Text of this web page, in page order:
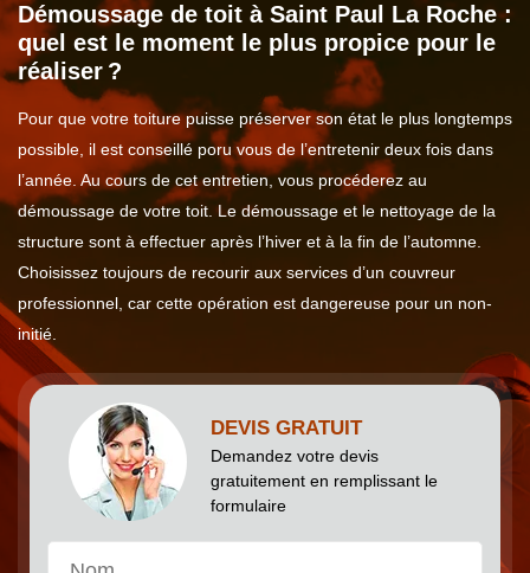
Démoussage de toit à Saint Paul La Roche :
quel est le moment le plus propice pour le
réaliser ?
Pour que votre toiture puisse préserver son état le plus longtemps
possible, il est conseillé poru vous de l’entretenir deux fois dans
l’année. Au cours de cet entretien, vous procéderez au
démoussage de votre toit. Le démoussage et le nettoyage de la
structure sont à effectuer après l’hiver et à la fin de l’automne.
Choisissez toujours de recourir aux services d’un couvreur
professionnel, car cette opération est dangereuse pour un non-
initié.
DEVIS GRATUIT
Demandez votre devis
gratuitement en remplissant le
formulaire